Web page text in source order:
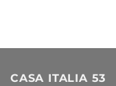
CASA ITALIA 53